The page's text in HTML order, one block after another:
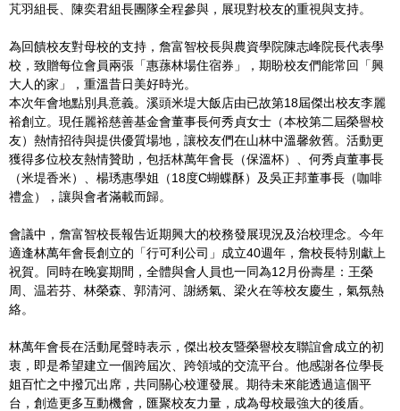
芃羽組長、陳奕君組長團隊全程參與，展現對校友的重視與支持。
為回饋校友對母校的支持，詹富智校長與農資學院陳志峰院長代表學
校，致贈每位會員兩張「惠蓀林場住宿券」，期盼校友們能常回「興
大人的家」，重溫昔日美好時光。
本次年會地點別具意義。溪頭米堤大飯店由已故第18屆傑出校友李麗
裕創立。現任麗裕慈善基金會董事長何秀貞女士（本校第二屆榮譽校
友）熱情招待與提供優質場地，讓校友們在山林中溫馨敘舊。活動更
獲得多位校友熱情贊助，包括林萬年會長（保溫杯）、何秀貞董事長
（米堤香米）、楊琇惠學姐（18度C蝴蝶酥）及吳正邦董事長（咖啡
禮盒），讓與會者滿載而歸。
會議中，詹富智校長報告近期興大的校務發展現況及治校理念。今年
適逢林萬年會長創立的「行可利公司」成立40週年，詹校長特別獻上
祝賀。同時在晚宴期間，全體與會人員也一同為12月份壽星：王榮
周、温若芬、林榮森、郭清河、謝綉氣、梁火在等校友慶生，氣氛熱
絡。
林萬年會長在活動尾聲時表示，傑出校友暨榮譽校友聯誼會成立的初
衷，即是希望建立一個跨屆次、跨領域的交流平台。他感謝各位學長
姐百忙之中撥冗出席，共同關心校運發展。期待未來能透過這個平
台，創造更多互動機會，匯聚校友力量，成為母校最強大的後盾。